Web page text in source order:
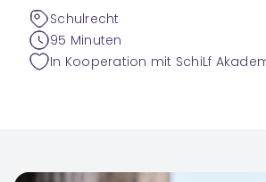
Schulrecht
95 Minuten
In Kooperation mit SchiLf